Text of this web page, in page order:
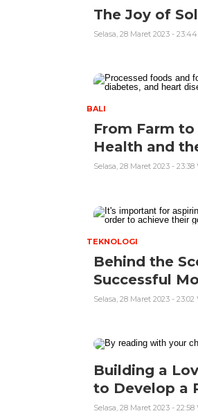
The Joy of
Selasa, 28 Maret 2023 -
BALI
From Farm
Health and
Selasa, 28 Maret 2023 - 23:38
TEKNOLOGI
Behind the
Successful
Selasa, 28 Maret 2023 - 23:02
Building a
to Develop a
Selasa, 28 Maret 2023 - 22:58